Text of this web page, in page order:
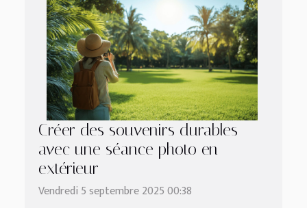
Créer des souvenirs durables
avec une séance photo en
extérieur
Vendredi 5 septembre 2025 00:38